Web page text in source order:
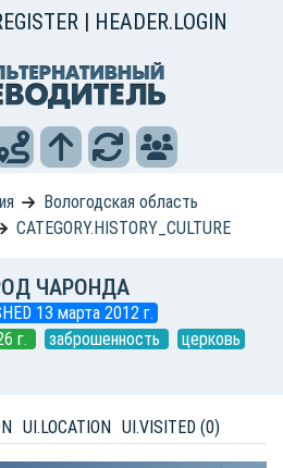
| HEADER.LOGIN
Вологодская область
CATEGORY.HISTORY_CULTURE
ЧАРОНДА
13 марта 2012 г.
г.
заброшенность
церковь
UI.LOCATION UI.VISITED (0)